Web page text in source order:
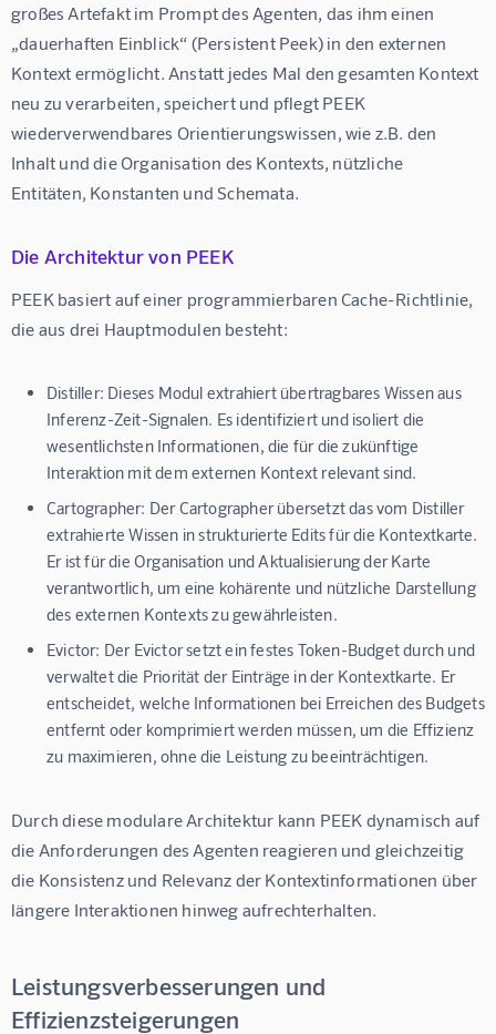
großes Artefakt im Prompt des Agenten, das ihm einen
„dauerhaften Einblick“ (Persistent Peek) in den externen
Kontext ermöglicht. Anstatt jedes Mal den gesamten Kontext
neu zu verarbeiten, speichert und pflegt PEEK
wiederverwendbares Orientierungswissen, wie z.B. den
Inhalt und die Organisation des Kontexts, nützliche
Entitäten, Konstanten und Schemata.
Die Architektur von PEEK
PEEK basiert auf einer programmierbaren Cache-Richtlinie,
die aus drei Hauptmodulen besteht:
Distiller: Dieses Modul extrahiert übertragbares Wissen aus
Inferenz-Zeit-Signalen. Es identifiziert und isoliert die
wesentlichsten Informationen, die für die zukünftige
Interaktion mit dem externen Kontext relevant sind.
Cartographer: Der Cartographer übersetzt das vom Distiller
extrahierte Wissen in strukturierte Edits für die Kontextkarte.
Er ist für die Organisation und Aktualisierung der Karte
verantwortlich, um eine kohärente und nützliche Darstellung
des externen Kontexts zu gewährleisten.
Evictor: Der Evictor setzt ein festes Token-Budget durch und
verwaltet die Priorität der Einträge in der Kontextkarte. Er
entscheidet, welche Informationen bei Erreichen des Budgets
entfernt oder komprimiert werden müssen, um die Effizienz
zu maximieren, ohne die Leistung zu beeinträchtigen.
Durch diese modulare Architektur kann PEEK dynamisch auf
die Anforderungen des Agenten reagieren und gleichzeitig
die Konsistenz und Relevanz der Kontextinformationen über
längere Interaktionen hinweg aufrechterhalten.
Leistungsverbesserungen und
Effizienzsteigerungen